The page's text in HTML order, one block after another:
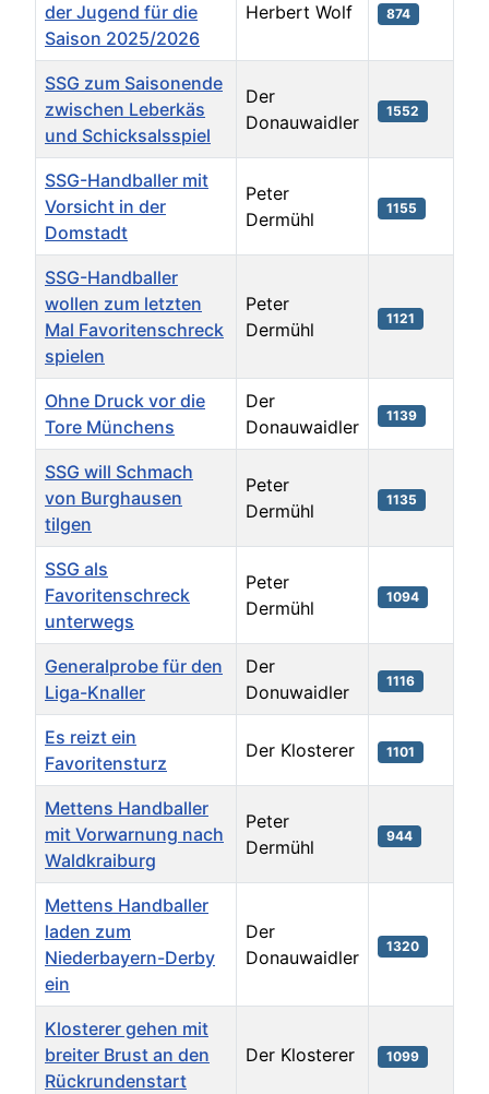
der Jugend für die
Saison 2025/2026
Herbert Wolf 874
SSG zum Saisonende
zwischen Leberkäs
und Schicksalsspiel
Der
Donauwaidler
1552
SSG-Handballer mit
Vorsicht in der
Domstadt
Peter
Dermühl
1155
SSG-Handballer
wollen zum letzten
Mal Favoritenschreck
spielen
Peter
Dermühl
1121
Ohne Druck vor die
Tore Münchens
Der
Donauwaidler
1139
SSG will Schmach
von Burghausen
tilgen
Peter
Dermühl
1135
SSG als
Favoritenschreck
unterwegs
Peter
Dermühl
1094
Generalprobe für den
Liga-Knaller
Der
Donuwaidler
1116
Es reizt ein
Favoritensturz
Der Klosterer 1101
Mettens Handballer
mit Vorwarnung nach
Waldkraiburg
Peter
Dermühl
944
Mettens Handballer
laden zum
Niederbayern-Derby
ein
Der
Donauwaidler
1320
Klosterer gehen mit
breiter Brust an den
Rückrundenstart
Der Klosterer 1099